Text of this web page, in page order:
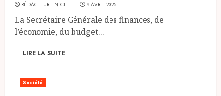
RÉDACTEUR EN CHEF 9 AVRIL 2025
La Secrétaire Générale des finances, de
l’économie, du budget...
LIRE LA SUITE
Société